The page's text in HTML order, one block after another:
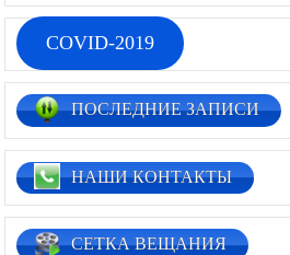
COVID-2019
ПОСЛЕДНИЕ ЗАПИСИ
НАШИ КОНТАКТЫ
СЕТКА ВЕЩАНИЯ